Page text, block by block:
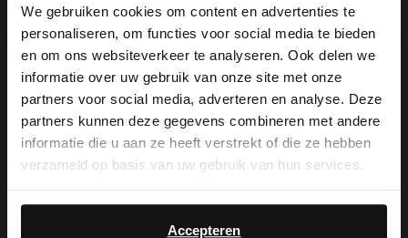
We gebruiken cookies om content en advertenties te
personaliseren, om functies voor social media te bieden
en om ons websiteverkeer te analyseren. Ook delen we
informatie over uw gebruik van onze site met onze
partners voor social media, adverteren en analyse. Deze
partners kunnen deze gegevens combineren met andere
informatie die u aan ze heeft verstrekt of die ze hebben
verzameld op basis van uw gebruik van hun services.
Accepteren
Geöffnet- Schließt um 21:00
Manfield Amsterdam Buiksl.
(outlet)
Buikslotermeerplein 207
×
View this website in English?
It looks like your language isn't Dutch. Would
you like to switch to English?
English